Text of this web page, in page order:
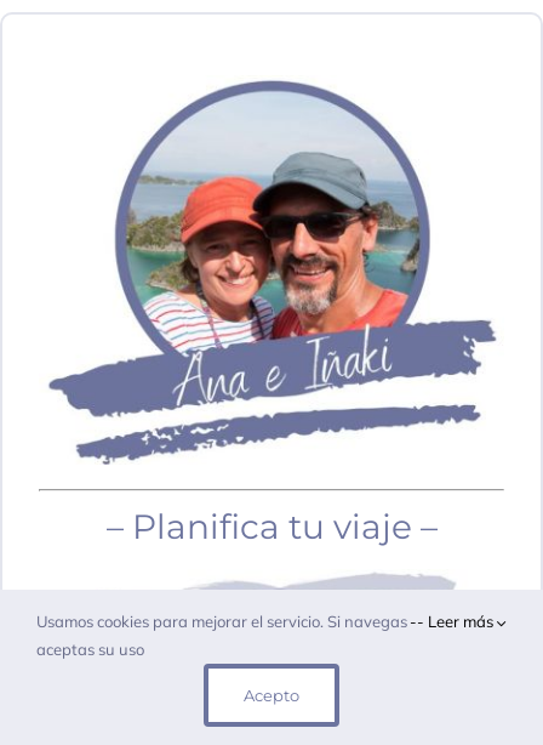
– Planifica tu viaje –
Usamos cookies para mejorar el servicio. Si navegas
aceptas su uso
-- Leer más
Acepto